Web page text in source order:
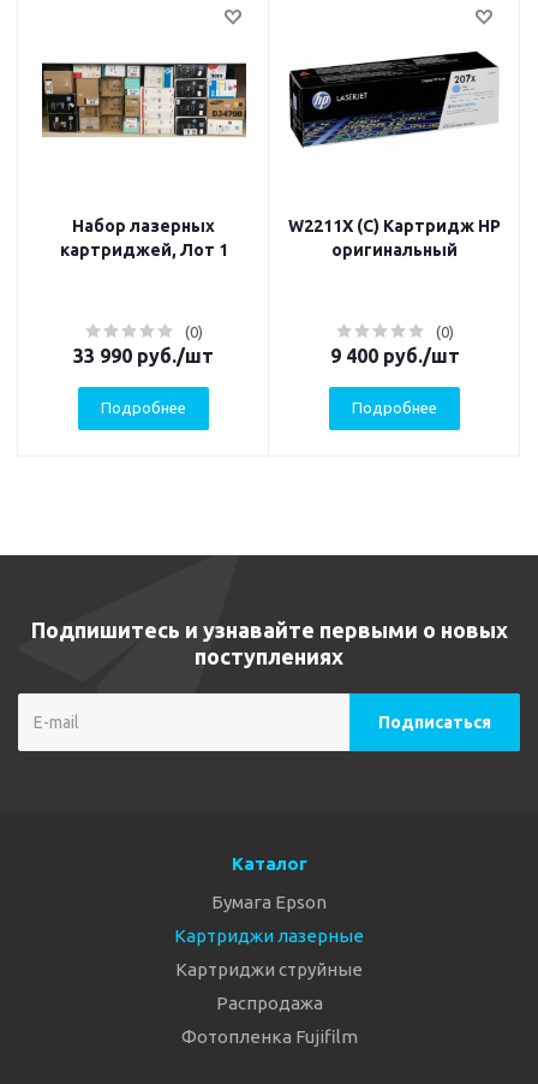
Набор лазерных
картриджей, Лот 1
(0)
33 990 руб./шт
Подробнее
W2211X (C) Картридж HP
оригинальный
(0)
9 400руб./шт
Подробнее
Подпишитесь и узнавайте первыми о новых
поступлениях
Каталог
Бумага Epson
Картриджи лазерные
Картриджи струйные
Распродажа
Фотопленка Fujifilm